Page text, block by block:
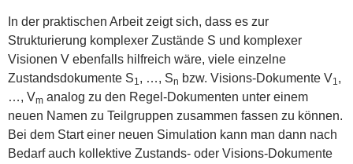
In der praktischen Arbeit zeigt sich, dass es zur
Strukturierung komplexer Zustände S und komplexer
Visionen V ebenfalls hilfreich wäre, viele einzelne
Zustandsdokumente S1, …, Sn bzw. Visions-Dokumente V1,
…, Vm analog zu den Regel-Dokumenten unter einem
neuen Namen zu Teilgruppen zusammen fassen zu können.
Bei dem Start einer neuen Simulation kann man dann nach
Bedarf auch kollektive Zustands- oder Visions-Dokumente